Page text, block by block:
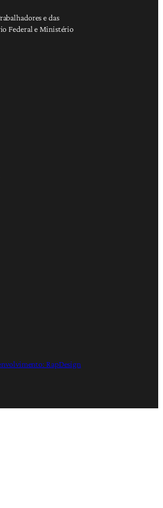
e das
Federal e Ministério
RapDesign